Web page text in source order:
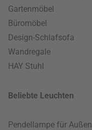
Gartenmöbel
Büromöbel
Design-Schlafsofa
Wandregale
HAY Stuhl
Beliebte Leuchten
Pendellampe für Außen